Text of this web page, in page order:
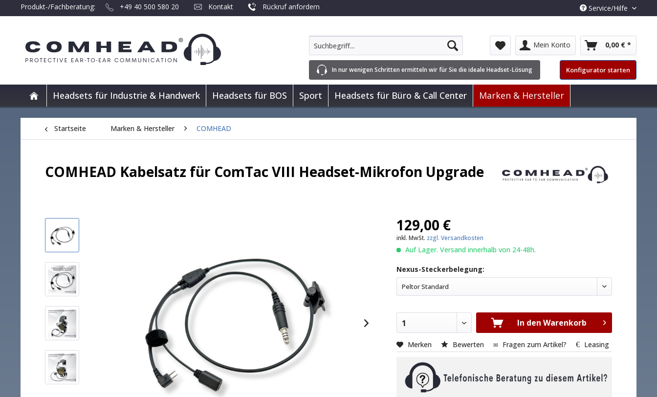
Produkt-/Fachberatung: +49 40 500 580 20 Kontakt Rückruf anfordern Service/Hilfe
Mein Konto 0,00 € *
In nur wenigen Schritten ermitteln wir für Sie die ideale Headset-Lösung Konfigurator starten
Headsets für Industrie & Handwerk Headsets für BOS Sport Headsets für Büro & Call Center Marken & Hersteller
Startseite Marken & Hersteller COMHEAD
COMHEAD Kabelsatz für ComTac VIII Headset-Mikrofon Upgrade
129,00 €
inkl. MwSt. zzgl. Versandkosten
Auf Lager. Versand innerhalb von 24-48h.
Nexus-Steckerbelegung:
Peltor Standard
1 In den Warenkorb
Merken Bewerten Fragen zum Artikel? Leasing